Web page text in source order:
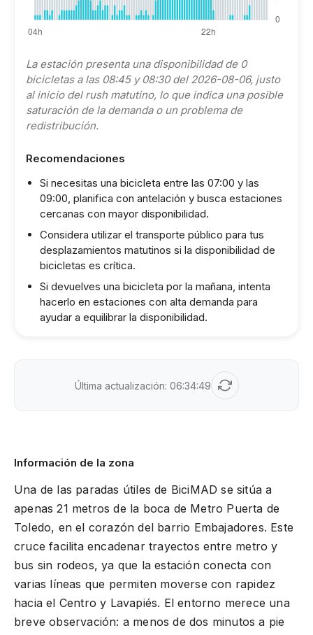
La estación presenta una disponibilidad de 0
bicicletas a las 08:45 y 08:30 del 2026-08-06, justo
al inicio del rush matutino, lo que indica una posible
saturación de la demanda o un problema de
redistribución.
Recomendaciones
Si necesitas una bicicleta entre las 07:00 y las
09:00, planifica con antelación y busca estaciones
cercanas con mayor disponibilidad.
Considera utilizar el transporte público para tus
desplazamientos matutinos si la disponibilidad de
bicicletas es crítica.
Si devuelves una bicicleta por la mañana, intenta
hacerlo en estaciones con alta demanda para
ayudar a equilibrar la disponibilidad.
Última actualización: 06:34:49
Información de la zona
Una de las paradas útiles de BiciMAD se sitúa a
apenas 21 metros de la boca de Metro Puerta de
Toledo, en el corazón del barrio Embajadores. Este
cruce facilita encadenar trayectos entre metro y
bus sin rodeos, ya que la estación conecta con
varias líneas que permiten moverse con rapidez
hacia el Centro y Lavapiés. El entorno merece una
breve observación: a menos de dos minutos a pie